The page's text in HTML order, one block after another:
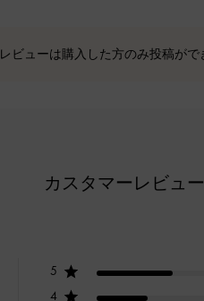
レビューは購入した方のみ投稿がで
カスタマーレビュー
5
4